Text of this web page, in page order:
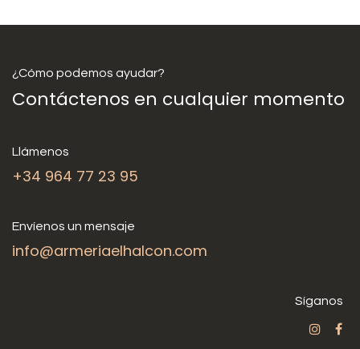
¿Cómo podemos ayudar?
Contáctenos en cualquier momento
Llámenos
+34 964 77 23 95
Envíenos un mensaje
info@armeriaelhalcon.com
Síganos